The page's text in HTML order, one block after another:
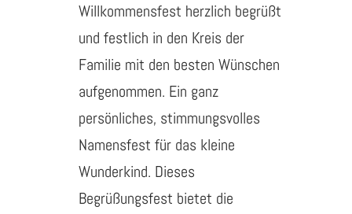
Willkommensfest herzlich begrüßt
und festlich in den Kreis der
Familie mit den besten Wünschen
aufgenommen. Ein ganz
persönliches, stimmungsvolles
Namensfest für das kleine
Wunderkind. Dieses
Begrüßungsfest bietet die